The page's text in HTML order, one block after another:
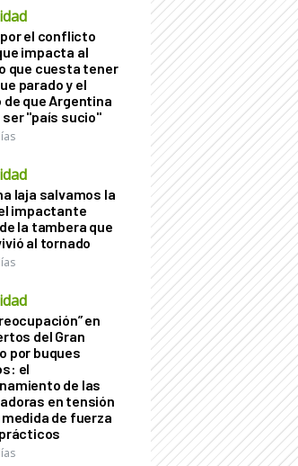
el conflicto
impacta al
que cuesta tener
parado y el
de que Argentina
ser "país sucio"
laja salvamos la
impactante
la tambera que
al tornado
en
del Gran
por buques
el
de las
en tensión
de fuerza